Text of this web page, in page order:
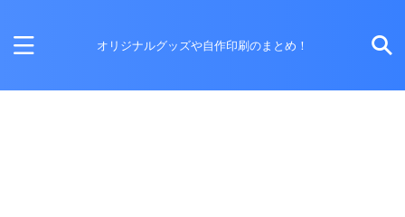
オリジナルグッズや自作印刷のまとめ！